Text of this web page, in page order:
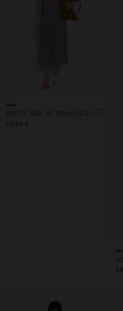
+
New
VESTIT MIDI DE TIRANTS DE QUADRES VICHY
59,99 €